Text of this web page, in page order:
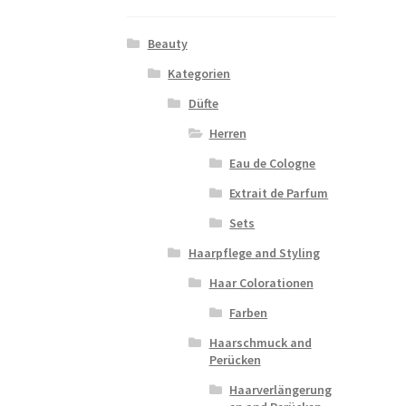
Beauty
Kategorien
Düfte
Herren
Eau de Cologne
Extrait de Parfum
Sets
Haarpflege and Styling
Haar Colorationen
Farben
Haarschmuck and
Perücken
Haarverlängerung